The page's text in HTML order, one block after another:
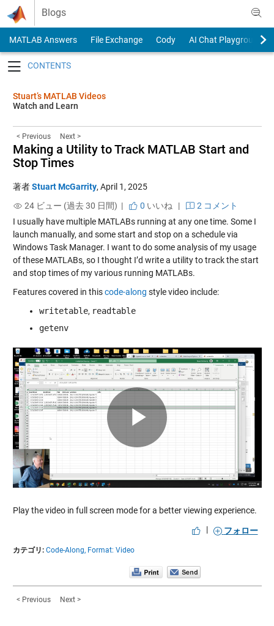
Skip to content
Blogs
MATLAB Answers File Exchange Cody
AI Chat Playground
Stuart’s MATLAB Videos
Watch and Learn
< Previous Next >
Making a Utility to Track MATLAB Start and
Stop Times
著者Stuart McGarrity, April 1, 2025
24 ビュー (過去 30 日間) |
0 いいね |
2 コメント
I usually have multiple MATLABs running at any one time. Some I
launch manually, and some start and stop on a schedule via
Windows Task Manager. I want to do some analysis of my usage
of these MATLABs, so I thought I’d write a utility to track the start
and stop times of my various running MATLABs.
Features covered in thiscode-along style video include:
writetable, readtable
getenv
Play
Video
Play the video in full screen mode for a better viewing experience.
|
フォロー
カテゴリ: Code-Along, Format: Video
< Previous Next >